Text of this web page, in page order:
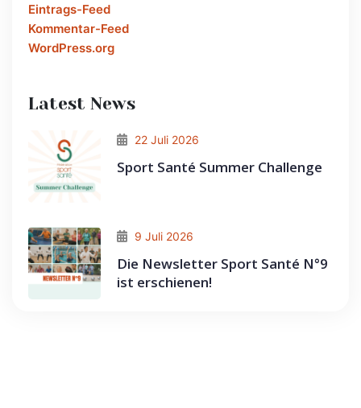
Eintrags-Feed
Kommentar-Feed
WordPress.org
Latest News
22 Juli 2026
Sport Santé Summer Challenge
9 Juli 2026
Die Newsletter Sport Santé N°9
ist erschienen!